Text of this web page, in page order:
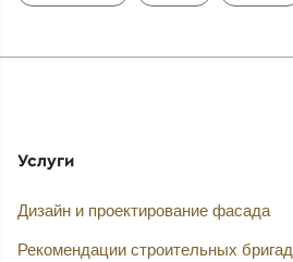
Услуги
Дизайн и проектирование фасада
Рекомендации строительных бригад